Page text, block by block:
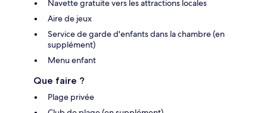
Navette gratuite vers les attractions locales
Aire de jeux
Service de garde d'enfants dans la chambre (en
supplément)
Menu enfant
Que faire ?
Plage privée